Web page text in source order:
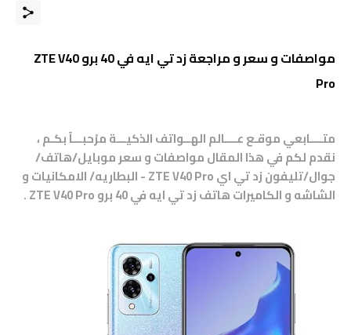
مواصفات و سعر و مراجعة زد تي ايه في 40 برو ZTE V40
Pro
متــــابعي موقـع عــــالم الهــواتف الذكيـــة مرْحبـــاً بكـم ،
نقدم لكم في هذا المقال مواصفات و سعر موبايل/هاتف/
جوال/تليفون زد تي اي ZTE V40 Pro - البطاريه/ الامكانيات و
الشاشه و الكاميرات هاتفزد تي ايه في 40 برو ZTE V40 Pro .